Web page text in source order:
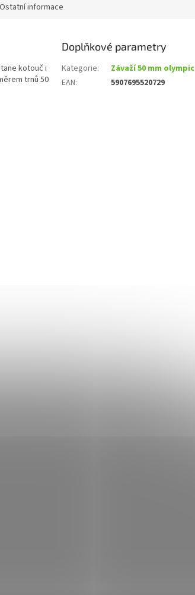
Ostatní informace
kotouč i
trnů 50
Doplňkové parametry
Kategorie:
Závaží 50 mm olympic
EAN: 5907695520729